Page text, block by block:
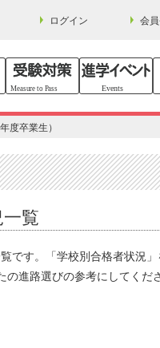
ログイン 会
度卒業生）
覧
です。「学校別合格者状況」
進路選びの参考にしてくだ